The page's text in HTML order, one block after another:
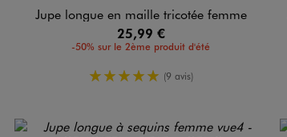
Jupe longue en maille tricotée femme
25,99 €
-50% sur le 2ème produit d'été
5/5 de moyenne
(9 avis)